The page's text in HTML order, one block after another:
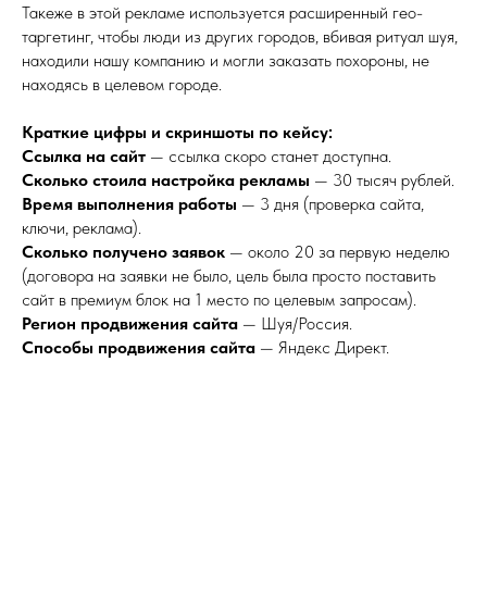
Такеже в этой рекламе используется расширенный гео-
таргетинг, чтобы люди из других городов, вбивая ритуал шуя,
находили нашу компанию и могли заказать похороны, не
находясь в целевом городе.
Краткие цифры и скриншоты по кейсу:
Ссылка на сайт — ссылка скоро станет доступна.
Сколько стоила настройка рекламы — 30 тысяч рублей.
Время выполнения работы — 3 дня (проверка сайта,
ключи, реклама).
Сколько получено заявок — около 20 за первую неделю
(договора на заявки не было, цель была просто поставить
сайт в премиум блок на 1 место по целевым запросам).
Регион продвижения сайта — Шуя/Россия.
Способы продвижения сайта — Яндекс Директ.